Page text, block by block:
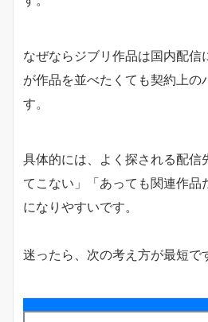
なぜならジブリ作品は国内配信
が作品を並べたくても契約上の
す。
具体的には、よく探される配信
てこない」「あっても関連作品
になりやすいです。
迷ったら、次の考え方が最短で